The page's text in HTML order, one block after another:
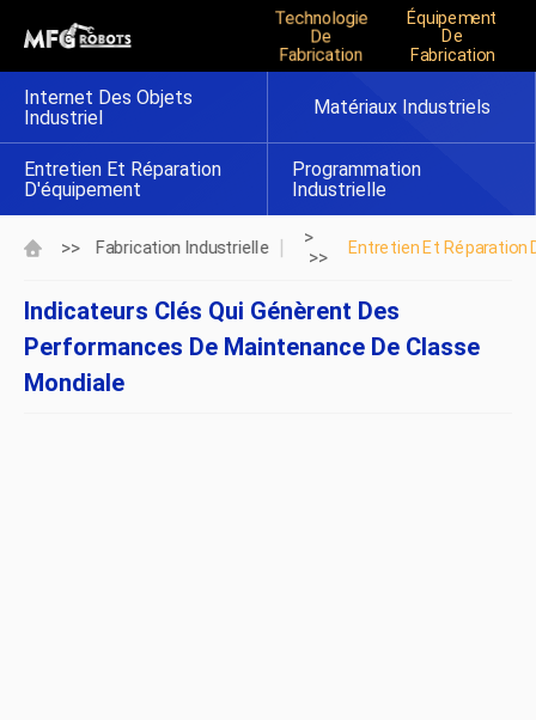
Technologie
De
Fabrication
Équipement
De
Fabrication
Internet Des Objets
Industriel
Matériaux Industriels
Entretien Et Réparation
D'équipement
Programmation
Industrielle
>> Fabrication Industrielle
>
>>
Entretien Et Réparation
Indicateurs Clés Qui Génèrent Des
Performances De Maintenance De Classe
Mondiale